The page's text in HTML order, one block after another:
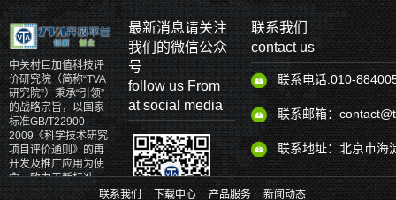
中关村巨加值科技评
价研究院（简称“TVA
研究院”）秉承“引领”
的战略宗旨，以国家
标准GB/T22900—
2009《科学技术研究
项目评价通则》的再
开发及推广应用为使
命，致力于新标准、
新理论、新体系和新
最新消息请关注
我们的微信公众
号
follow us From
at social media
联系我们
contact us
联系电话:010-
联系邮箱：
联系地址：北京市海
联系我们 下载中心 产品服务
新闻动态